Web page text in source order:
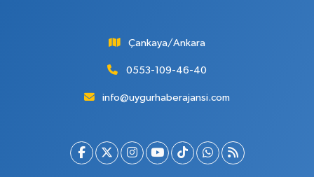
Çankaya/Ankara
0553-109-46-40
info@uygurhaberajansi.com